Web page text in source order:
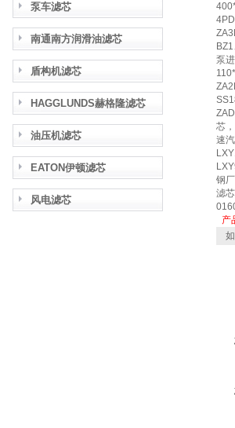
泵车滤芯
南通南方润滑油滤芯
盾构机滤芯
HAGGLUNDS赫格隆滤芯
油压机滤芯
EATON伊顿滤芯
风电滤芯
泵
芯
速
钢
滤
产
如